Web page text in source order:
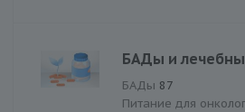
БАДы и
БАДы 87
Питание для